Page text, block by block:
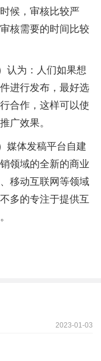
候，审核比较严
核需要的时间比较
认为：人们如果想
进行发布，最好选
合作，这样可以使
广效果。
媒体发稿平台自建
领域的全新的商业
移动互联网等领域
多的专注于提供互
2023-01-03